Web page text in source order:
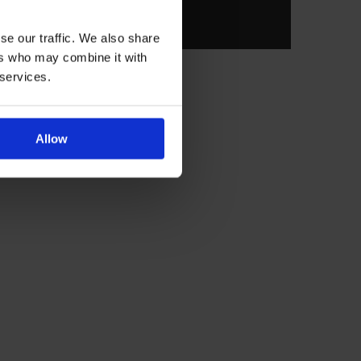
our traffic. We also share
who may combine it with
Allow